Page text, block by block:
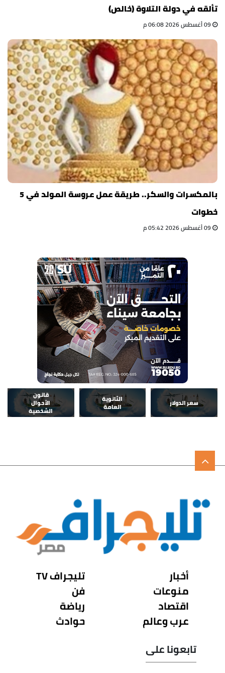
تألقه في دولة التلاوة (خالص)
بالمكسرات والسكر.. طريقة عمل عروسة المولد في 5
خطوات
سعر الدولار
الثانوية
العامة
قانون
الأحوال
الشخصية
أخبار
منوعات
اقتصاد
عرب وعالم
تليجراف TV
فن
رياضة
حوادث
تابعونا على